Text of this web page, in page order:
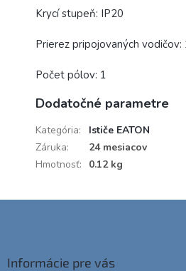
Krycí stupeň: IP20
Prierez pripojovaných
Počet pólov: 1
Dodatočné parametre
Kategória:
Ističe EATON
Záruka:
24 mesiacov
Hmotnosť: 0.12 kg
Informácie pre vás